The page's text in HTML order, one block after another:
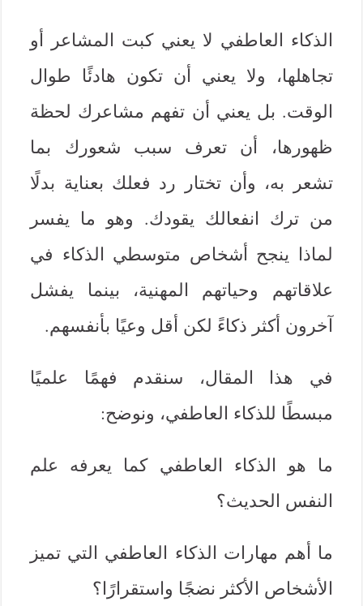
الذكاء العاطفي لا يعني كبت المشاعر أو
تجاهلها، ولا يعني أن تكون هادئًا طوال
الوقت. بل يعني أن تفهم مشاعرك لحظة
ظهورها، أن تعرف سبب شعورك بما
تشعر به، وأن تختار رد فعلك بعناية بدلًا
من ترك انفعالك يقودك. وهو ما يفسر
لماذا ينجح أشخاص متوسطي الذكاء في
علاقاتهم وحياتهم المهنية، بينما يفشل
آخرون أكثر ذكاءً لكن أقل وعيًا بأنفسهم.
في هذا المقال، سنقدم فهمًا علميًا
مبسطًا للذكاء العاطفي، ونوضح:
ما هو الذكاء العاطفي كما يعرفه علم
النفس الحديث؟
ما أهم مهارات الذكاء العاطفي التي تميز
الأشخاص الأكثر نضجًا واستقرارًا؟